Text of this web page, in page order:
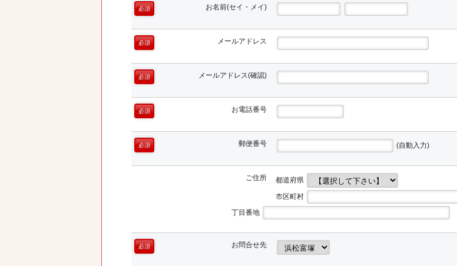
必須 お名前(セイ・メイ)
必須 メールアドレス
必須 メールアドレス(確認)
必須 お電話番号
必須 郵便番号 (自動入力)
ご住所
都道府県
市区町村
丁目番地
必須 お問合せ先